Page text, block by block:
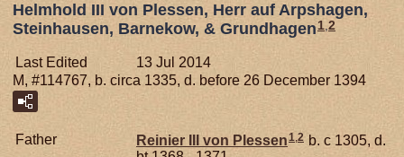
Helmhold III von Plessen, Herr auf Arpshagen,
Steinhausen, Barnekow, & Grundhagen1,2
Last Edited
13 Jul 2014
M, #114767, b. circa 1335, d. before 26 December 1394
Father Reinier III von Plessen1,2 b. c 1305, d.